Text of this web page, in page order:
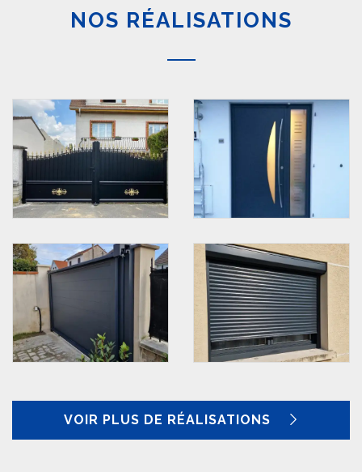
NOS RÉALISATIONS
VOIR PLUS DE RÉALISATIONS